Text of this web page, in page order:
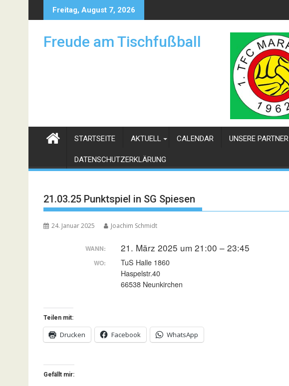
to
Freitag, August 7, 2026
Freude am Tischfußball
STARTSEITE AKTUELL CALENDAR UNSERE PARTNER
DATENSCHUTZERKLÄRUNG
21.03.25 Punktspiel in SG Spiesen
24. Januar 2025 Joachim Schmidt
WANN: 21. März 2025 um 21:00 – 23:45
WO:
TuS Halle 1860
Haspelstr.40
66538 Neunkirchen
Teilen mit:
Drucken Facebook WhatsApp
Gefällt mir: